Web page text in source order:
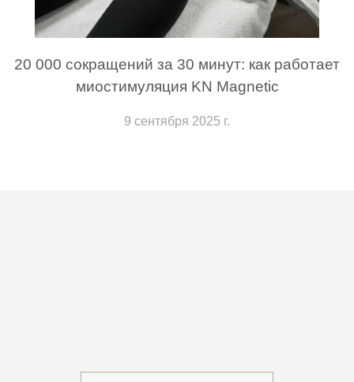
20 000 сокращений за 30 минут: как работает
миостимуляция KN Magnetic
9 сентября 2025 г.